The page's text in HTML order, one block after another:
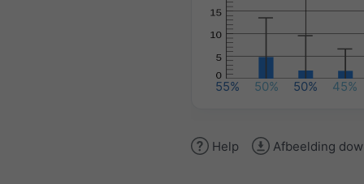
55% 50% 50% 45%
Help Afbeelding